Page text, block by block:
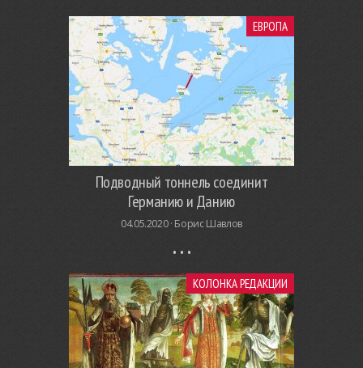
ЕВРОПА
Подводный тоннель соединит
Германию и Данию
04.05.2020 · Борис Шавлов
КОЛОНКА РЕДАКЦИИ